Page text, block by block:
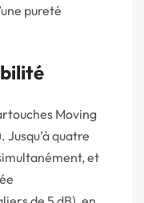
pureté
Moving
Jusqu’à quatre
et